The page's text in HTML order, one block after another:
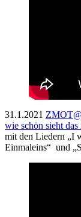
31.1.2021
wie schön sieht
mit den Liedern „I
Einmaleins“ und